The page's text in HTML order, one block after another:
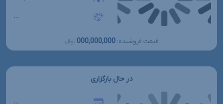
...
قیمت فروشنده: 000,000,000 تومانءءء
در حال بارگزاری
...